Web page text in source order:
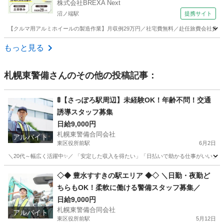
株式会社BREXA Next
沼ノ端駅 提携サイト
【クルマ用アルミホイールの製造作業】月収例29万円／社宅費無料／赴任旅費会社
北海道 苫小牧市
もっと見る
札幌東警備さんのその他の投稿記事：
アルバイト
🚦【さっぽろ駅周辺】未経験OK！年齢不問！交通
誘導スタッフ募集
日給9,000円
札幌東警備合同会社
東区役所前駅 6月2日
＼20代～幅広く活躍中✨／ 「安定した収入を得たい」「日払いで助かる仕事がい
東区役所前駅 警備員 スタッフ
アルバイト
◇◆ 豊水すすきの駅エリア ◆◇ ＼日勤・夜勤ど
ちらもOK！柔軟に働ける警備スタッフ募集／
日給9,000円
札幌東警備合同会社
東区役所前駅 5月12日